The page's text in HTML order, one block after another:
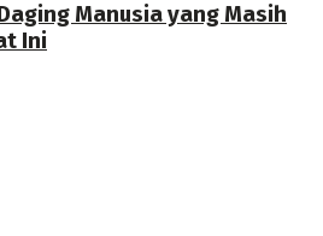
Manusia yang Masih
Ini